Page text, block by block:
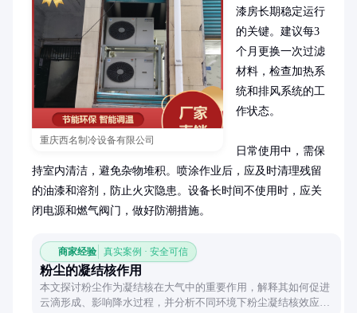
重庆西名制冷设备有限公司
漆房长期稳定运行
的关键。建议每3
个月更换一次过滤
材料，检查加热系
统和排风系统的工
作状态。
日常使用中，需保
持室内清洁，避免杂物堆积。喷涂作业后，应及时清理残留
的油漆和溶剂，防止火灾隐患。设备长时间不使用时，应关
闭电源和燃气阀门，做好防潮措施。
商家经验 真实案例 · 安全可信
粉尘的凝结核作用
本文探讨粉尘作为凝结核在大气中的重要作用，解释其如何促进
云滴形成、影响降水过程，并分析不同环境下粉尘凝结核效应的